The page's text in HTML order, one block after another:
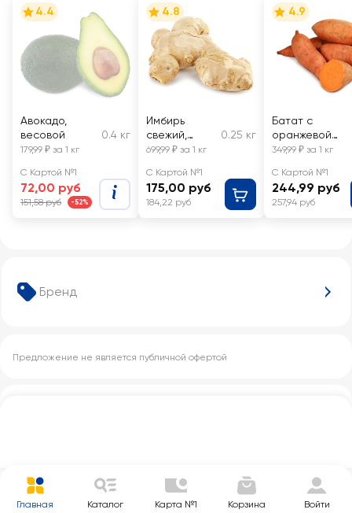
Бренд
Предложение не является публичной офертой
4.4
Авокадо,
весовой
0.4 кг
179,99 ₽ за 1 кг
С Картой №1
72,00 руб
151,58 руб -52%
4.8
Имбирь
свежий,
весовой
0.25 кг
699,99 ₽ за 1 кг
С Картой №1
175,00 руб
184,22 руб
4.9
Батат с
оранжевой
мякотью,
349,99 ₽ за 1 кг
С Картой №1
244,99 руб
257,94 руб
Главная Каталог Карта №1 Корзина Войти